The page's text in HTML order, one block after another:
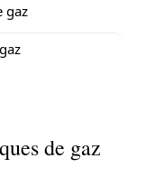
gaz
de gaz